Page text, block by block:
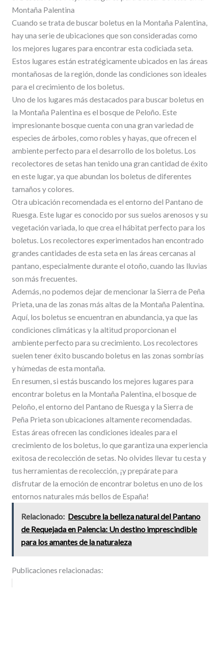
Montaña Palentina
Cuando se trata de buscar boletus en la Montaña Palentina,
hay una serie de ubicaciones que son consideradas como
los mejores lugares para encontrar esta codiciada seta.
Estos lugares están estratégicamente ubicados en las áreas
montañosas de la región, donde las condiciones son ideales
para el crecimiento de los boletus.
Uno de los lugares más destacados para buscar boletus en
la Montaña Palentina es el bosque de Peloño. Este
impresionante bosque cuenta con una gran variedad de
especies de árboles, como robles y hayas, que ofrecen el
ambiente perfecto para el desarrollo de los boletus. Los
recolectores de setas han tenido una gran cantidad de éxito
en este lugar, ya que abundan los boletus de diferentes
tamaños y colores.
Otra ubicación recomendada es el entorno del Pantano de
Ruesga. Este lugar es conocido por sus suelos arenosos y su
vegetación variada, lo que crea el hábitat perfecto para los
boletus. Los recolectores experimentados han encontrado
grandes cantidades de esta seta en las áreas cercanas al
pantano, especialmente durante el otoño, cuando las lluvias
son más frecuentes.
Además, no podemos dejar de mencionar la Sierra de Peña
Prieta, una de las zonas más altas de la Montaña Palentina.
Aquí, los boletus se encuentran en abundancia, ya que las
condiciones climáticas y la altitud proporcionan el
ambiente perfecto para su crecimiento. Los recolectores
suelen tener éxito buscando boletus en las zonas sombrías
y húmedas de esta montaña.
En resumen, si estás buscando los mejores lugares para
encontrar boletus en la Montaña Palentina, el bosque de
Peloño, el entorno del Pantano de Ruesga y la Sierra de
Peña Prieta son ubicaciones altamente recomendadas.
Estas áreas ofrecen las condiciones ideales para el
crecimiento de los boletus, lo que garantiza una experiencia
exitosa de recolección de setas. No olvides llevar tu cesta y
tus herramientas de recolección, ¡y prepárate para
disfrutar de la emoción de encontrar boletus en uno de los
entornos naturales más bellos de España!
Relacionado: Descubre la belleza natural del Pantano
de Requejada en Palencia: Un destino imprescindible
para los amantes de la naturaleza
Publicaciones relacionadas: